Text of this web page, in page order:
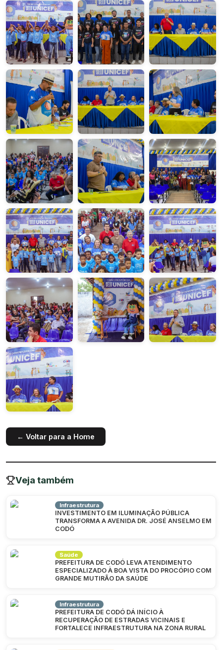
← Voltar para a Home
Veja também
Infraestrutura
INVESTIMENTO EM ILUMINAÇÃO PÚBLICA
TRANSFORMA A AVENIDA DR. JOSÉ ANSELMO EM
CODÓ
Saúde
PREFEITURA DE CODÓ LEVA ATENDIMENTO
ESPECIALIZADO À BOA VISTA DO PROCÓPIO COM
GRANDE MUTIRÃO DA SAÚDE
Infraestrutura
PREFEITURA DE CODÓ DÁ INÍCIO À
RECUPERAÇÃO DE ESTRADAS VICINAIS E
FORTALECE INFRAESTRUTURA NA ZONA RURAL